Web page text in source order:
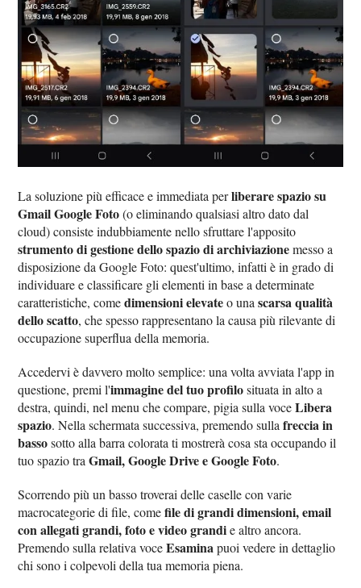
La soluzione più efficace e immediata perliberare spazio su
Gmail Google Foto(o eliminando qualsiasi altro dato dal
cloud) consiste indubbiamente nello sfruttare l'apposito
strumento di gestione dello spazio di archiviazionemesso a
disposizione da Google Foto: quest'ultimo, infatti è in grado di
individuare e classificare gli elementi in base a determinate
caratteristiche, comedimensioni elevateo unascarsa qualità
dello scatto, che spesso rappresentano la causa più rilevante di
occupazione superflua della memoria.
Accedervi è davvero molto semplice: una volta avviata l'app in
questione, premi l'immagine del tuo profilosituata in alto a
destra, quindi, nel menu che compare, pigia sulla voceLibera
spazio. Nella schermata successiva, premendo sullafreccia in
bassosotto alla barra colorata ti mostrerà cosa sta occupando il
tuo spazio traGmail, Google Drive e Google Foto.
Scorrendo più un basso troverai delle caselle con varie
macrocategorie di file, comefile di grandi dimensioni, email
con allegati grandi, foto e video grandie altro ancora.
Premendo sulla relativa voceEsaminapuoi vedere in dettaglio
chi sono i colpevoli della tua memoria piena.